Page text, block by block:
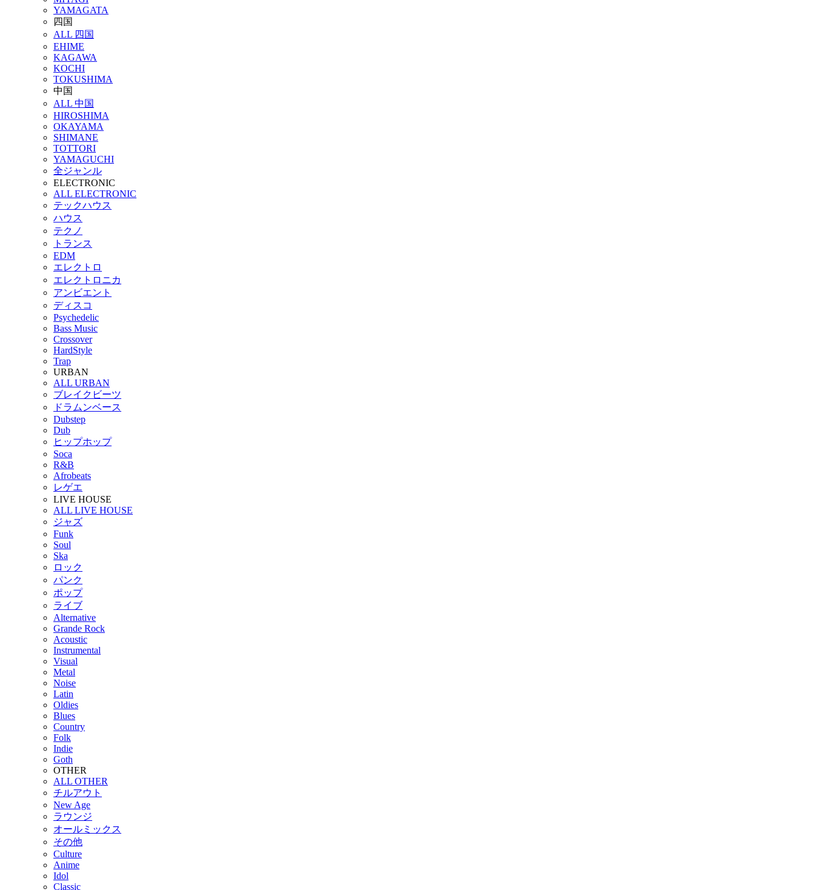
YAMAGATA
四国
ALL 四国
EHIME
KAGAWA
KOCHI
TOKUSHIMA
中国
ALL 中国
HIROSHIMA
OKAYAMA
SHIMANE
TOTTORI
YAMAGUCHI
全ジャンル
ELECTRONIC
ALL ELECTRONIC
テックハウス
ハウス
テクノ
トランス
EDM
エレクトロ
エレクトロニカ
アンビエント
ディスコ
Psychedelic
Bass Music
Crossover
HardStyle
Trap
URBAN
ALL URBAN
ブレイクビーツ
ドラムンベース
Dubstep
Dub
ヒップホップ
Soca
R&B
Afrobeats
レゲエ
LIVE HOUSE
ALL LIVE HOUSE
ジャズ
Funk
Soul
Ska
ロック
パンク
ポップ
ライブ
Alternative
Grande Rock
Acoustic
Instrumental
Visual
Metal
Noise
Latin
Oldies
Blues
Country
Folk
Indie
Goth
OTHER
ALL OTHER
チルアウト
New Age
ラウンジ
オールミックス
その他
Culture
Anime
Idol
Classic